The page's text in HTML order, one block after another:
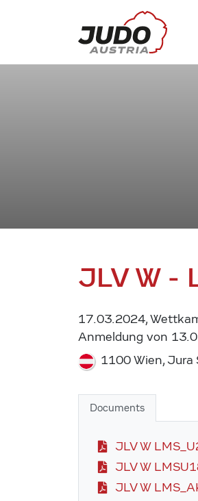
JLV W -
17.03.2024,
Anmeldung von
1100 Wien, Jura
Documents
JLV W
JLV W
JLV W